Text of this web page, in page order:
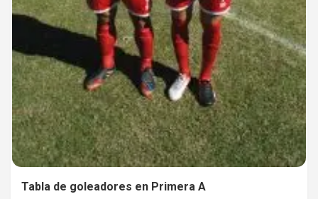
Tabla de goleadores en Primera A